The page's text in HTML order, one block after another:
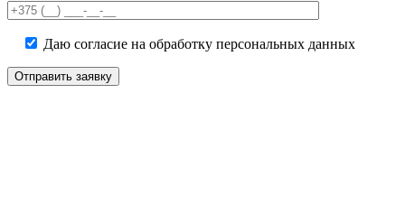
field
empty.
Даю согласие на обработку персональных данных